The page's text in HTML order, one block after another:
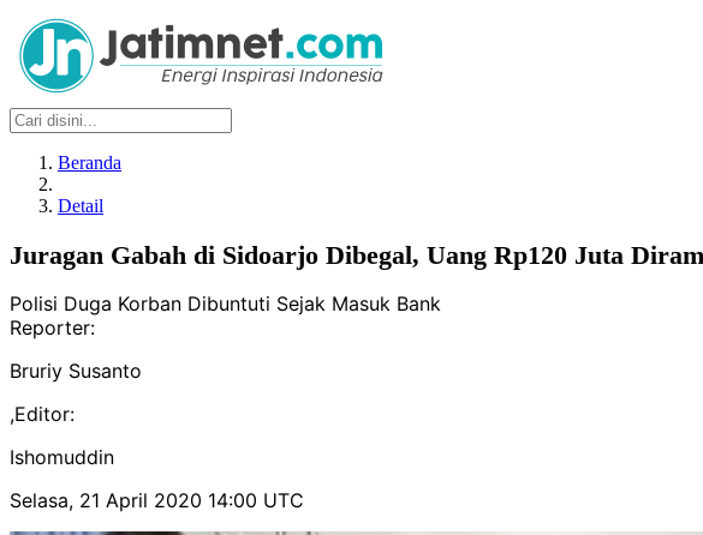
Beranda
Detail
Juragan Gabah di Sidoarjo Dibegal, Uang Rp120 Juta
Polisi Duga Korban Dibuntuti Sejak Masuk Bank
Reporter:
Bruriy Susanto
,Editor:
Ishomuddin
Selasa, 21 April 2020 14:00 UTC